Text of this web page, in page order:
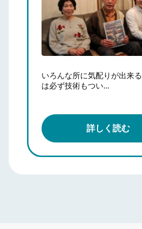
もっと早く知ってたら ここ
いするのに...
詳しく読む